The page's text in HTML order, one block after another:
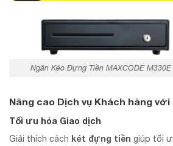
Ngăn Kéo Đựng Tiền MAXCODE M330E
Nâng cao Dịch vụ Khách hàng
Tối ưu hóa Giao dịch
Giải thích cách két đựng tiền giúp tối